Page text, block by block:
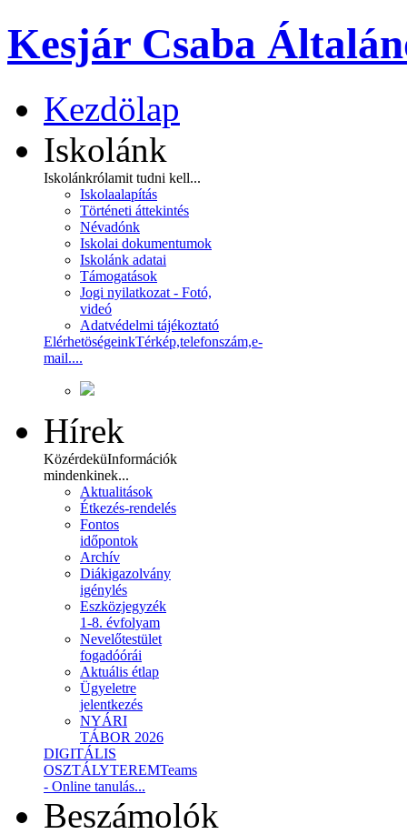
Kesjár Csaba
Kezdölap
Iskolánk
Iskolánkrólamit tudni kell...
Iskolaalapítás
Történeti áttekintés
Névadónk
Iskolai dokumentumok
Iskolánk adatai
Támogatások
Jogi nyilatkozat - Fotó,
videó
Adatvédelmi tájékoztató
ElérhetöségeinkTérkép,telefonszám,e-
mail....
Hírek
KözérdeküInformációk
mindenkinek...
Aktualitások
Étkezés-rendelés
Fontos
időpontok
Archív
Diákigazolvány
igénylés
Eszközjegyzék
1-8. évfolyam
Nevelőtestület
fogadóórái
Aktuális étlap
Ügyeletre
jelentkezés
NYÁRI
TÁBOR 2026
DIGITÁLIS
OSZTÁLYTEREMTeams
- Online tanulás...
Beszámolók